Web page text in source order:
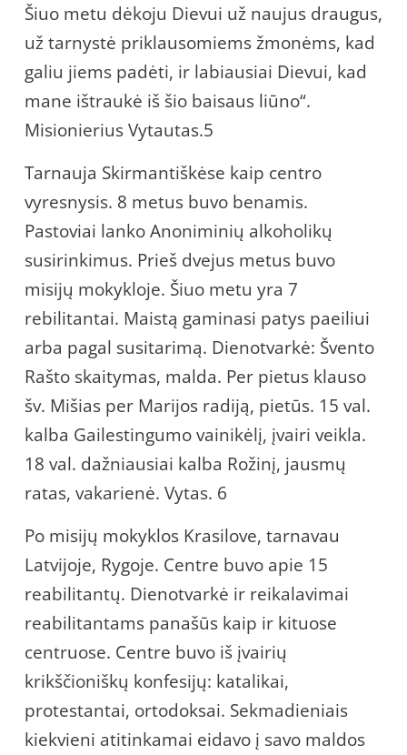
Šiuo metu dėkoju Dievui už naujus draugus,
už tarnystė priklausomiems žmonėms, kad
galiu jiems padėti, ir labiausiai Dievui, kad
mane ištraukė iš šio baisaus liūno“.
Misionierius Vytautas.5
Tarnauja Skirmantiškėse kaip centro
vyresnysis. 8 metus buvo benamis.
Pastoviai lanko Anoniminių alkoholikų
susirinkimus. Prieš dvejus metus buvo
misijų mokykloje. Šiuo metu yra 7
rebilitantai. Maistą gaminasi patys paeiliui
arba pagal susitarimą. Dienotvarkė: Švento
Rašto skaitymas, malda. Per pietus klauso
šv. Mišias per Marijos radiją, pietūs. 15 val.
kalba Gailestingumo vainikėlį, įvairi veikla.
18 val. dažniausiai kalba Rožinį, jausmų
ratas, vakarienė. Vytas. 6
Po misijų mokyklos Krasilove, tarnavau
Latvijoje, Rygoje. Centre buvo apie 15
reabilitantų. Dienotvarkė ir reikalavimai
reabilitantams panašūs kaip ir kituose
centruose. Centre buvo iš įvairių
krikščioniškų konfesijų: katalikai,
protestantai, ortodoksai. Sekmadieniais
kiekvieni atitinkamai eidavo į savo maldos